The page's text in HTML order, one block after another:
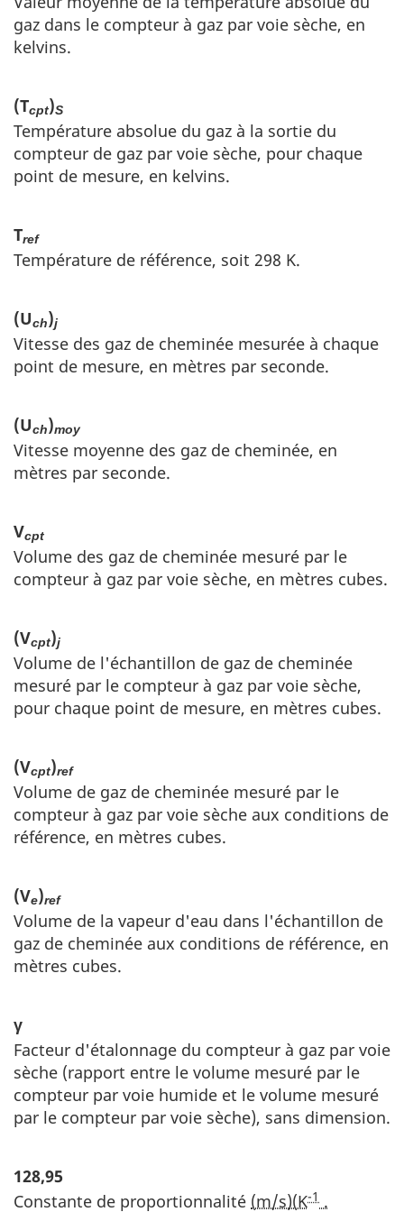
gaz dans le compteur à gaz par voie sèche, en
kelvins.
(Tcpt)S
Température absolue du gaz à la sortie du
compteur de gaz par voie sèche, pour chaque
point de mesure, en kelvins.
Tref
Température de référence, soit 298 K.
(Uch)j
Vitesse des gaz de cheminée mesurée à chaque
point de mesure, en mètres par seconde.
(Uch)moy
Vitesse moyenne des gaz de cheminée, en
mètres par seconde.
Vcpt
Volume des gaz de cheminée mesuré par le
compteur à gaz par voie sèche, en mètres cubes.
(Vcpt)j
Volume de l'échantillon de gaz de cheminée
mesuré par le compteur à gaz par voie sèche,
pour chaque point de mesure, en mètres cubes.
(Vcpt)ref
Volume de gaz de cheminée mesuré par le
compteur à gaz par voie sèche aux conditions de
référence, en mètres cubes.
(Ve)ref
Volume de la vapeur d'eau dans l'échantillon de
gaz de cheminée aux conditions de référence, en
mètres cubes.
γ
Facteur d'étalonnage du compteur à gaz par voie
sèche (rapport entre le volume mesuré par le
compteur par voie humide et le volume mesuré
par le compteur par voie sèche), sans dimension.
128,95
Constante de proportionnalité (m/s)(K-1 .